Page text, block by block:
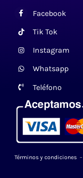
Facebook
Tik Tok
Instagram
Whatsapp
Teléfono
Términos y condiciones–